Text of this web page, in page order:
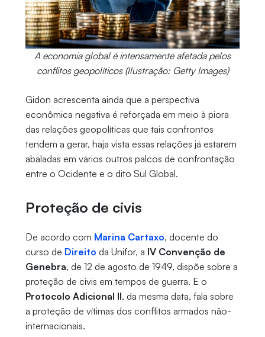
A economia global é intensamente afetada pelos
conflitos geopolíticos (Ilustração: Getty Images)
Gidon acrescenta ainda que a perspectiva
econômica negativa é reforçada em meio à piora
das relações geopolíticas que tais confrontos
tendem a gerar, haja vista essas relações já estarem
abaladas em vários outros palcos de confrontação
entre o Ocidente e o dito Sul Global.
Proteção de civis
De acordo com Marina Cartaxo, docente do
curso de Direito da Unifor, a IV Convenção de
Genebra, de 12 de agosto de 1949, dispõe sobre a
proteção de civis em tempos de guerra. E o
Protocolo Adicional II, da mesma data, fala sobre
a proteção de vítimas dos conflitos armados não-
internacionais.